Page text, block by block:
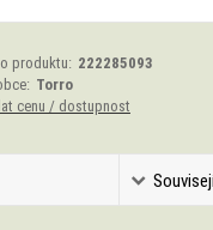
produktu: 222285093
Torro
cenu / dostupnost